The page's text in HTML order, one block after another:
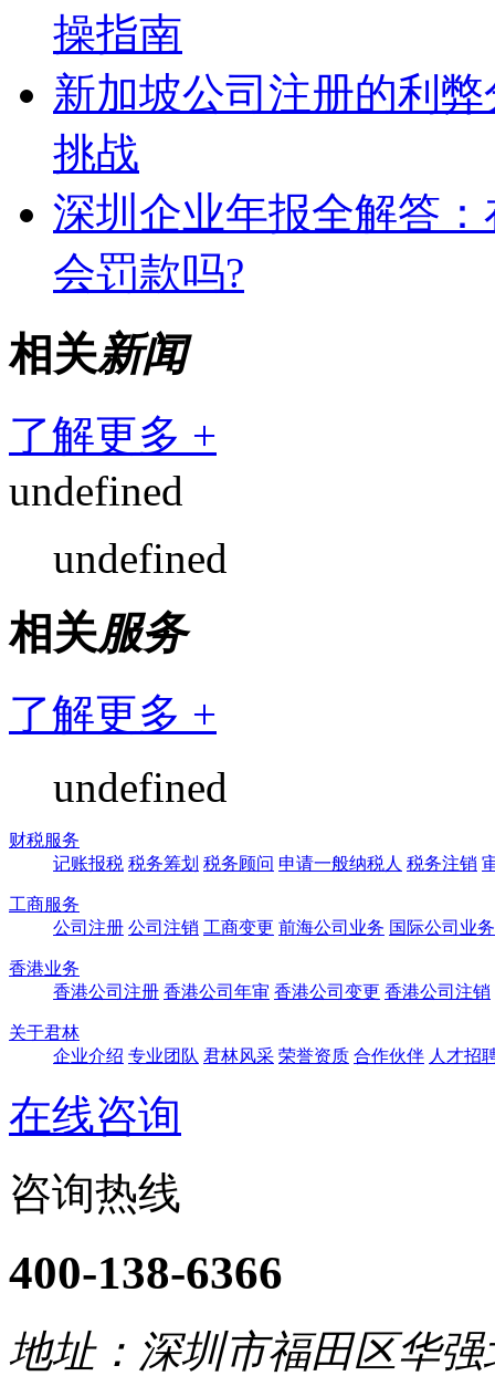
操指南
新加坡公司注册的利
挑战
深圳企业年报全解答
会罚款吗?
相关新闻
了解更多 +
undefined
undefined
相关服务
了解更多 +
undefined
财税服务
记账报税 税务筹划 税务顾问 申请一般纳税人 税务注销
工商服务
公司注册 公司注销 工商变更 前海公司业务 国际公司业务
香港业务
香港公司注册 香港公司年审 香港公司变更 香港公司注销
关于君林
企业介绍 专业团队 君林风采 荣誉资质 合作伙伴 人才招
在线咨询
咨询热线
400-138-6366
地址：深圳市福田区华